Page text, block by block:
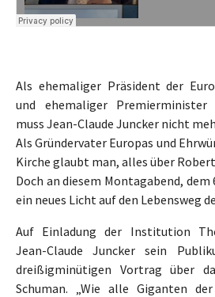
Als ehemaliger Präsident der
und ehemaliger Premierminister
muss Jean-Claude Juncker nicht
Als Gründervater Europas und
Kirche glaubt man, alles über
Doch an diesem Montagabend,
ein neues Licht auf den Lebensweg
Auf Einladung der Institution
Jean-Claude Juncker sein
dreißigminütigen Vortrag über
Schuman. „Wie alle Giganten